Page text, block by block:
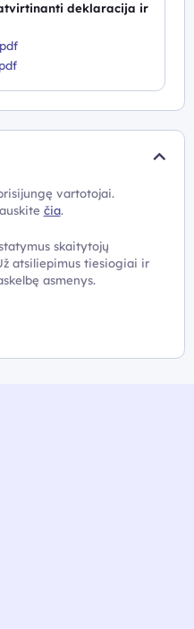
deklaracija ir
vartotojai.
čia.
skaitytojų
atsiliepimus tiesiogiai ir
asmenys.